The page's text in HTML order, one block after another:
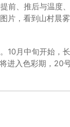
前、推后与温度
片，看到山村晨
月中旬开始，长
进入色彩期，20